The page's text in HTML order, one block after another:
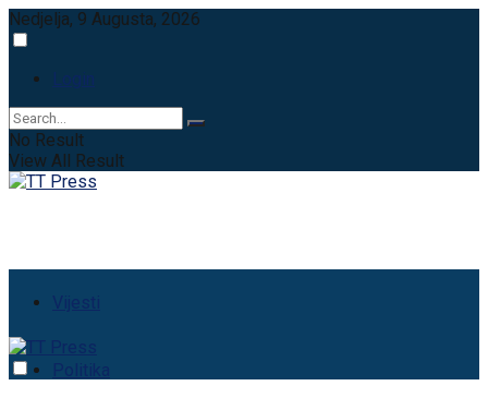
Nedjelja, 9 Augusta, 2026
Login
No Result
View All Result
Vijesti
Politika